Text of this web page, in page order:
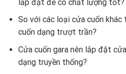
lắp đặt để có chất lượng tốt?
So với các loại cửa cuốn
cuốn dạng trượt trần?
Cửa cuốn gara nên lắp đặt
dạng truyền thống?